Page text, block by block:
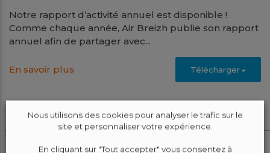
Notre rapport d’activité annuel est disponible !
Comme chaque année, Air Breizh publie son rapport
annuel afin de partager avec...
En savoir plus Télécharger
Juin
Nous utilisons des cookies pour analyser le trafic sur le
site et personnaliser votre expérience.
En cliquant sur "Tout accepter" vous consentez à